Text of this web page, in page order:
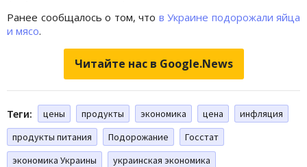
Ранее сообщалось о том, что в Украине подорожали яйца
и мясо.
Читайте нас в Google.News
Теги: цены продукты экономика цена
инфляция
продукты питания
Подорожание
Госстат
экономика Украины
украинская экономика